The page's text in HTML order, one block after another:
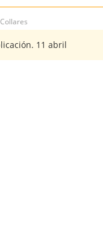
Collares
11 abril